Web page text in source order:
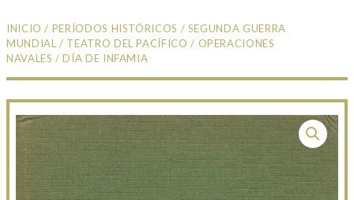
INICIO / PERÍODOS HISTÓRICOS / SEGUNDA GUERRA
MUNDIAL / TEATRO DEL PACÍFICO / OPERACIONES
NAVALES / DÍA DE INFAMIA